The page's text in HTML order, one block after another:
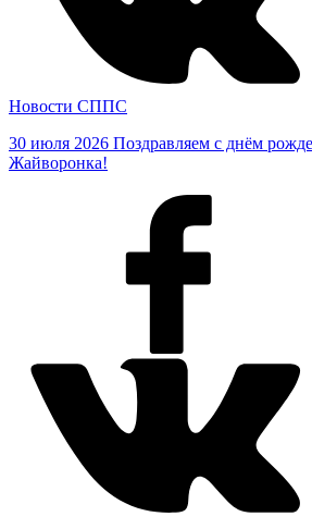
Новости СППС
30 июля 2026 Поздравляем с днём
Жайворонка!